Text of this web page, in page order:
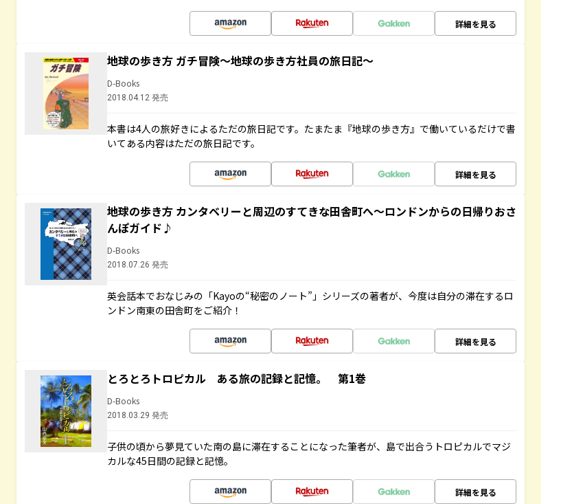
詳細を見る
地球の歩き方 ガチ冒険～地球の歩き方社員の旅日記～
D-Books
2018.04.12 発売
本書は4人の旅好きによるただの旅日記です。たまたま『地球の歩き方』で働いているだけで書
いてある内容はただの旅日記です。
詳細を見る
地球の歩き方 カンタベリーと周辺のすてきな田舎町へ～ロンドンからの日帰りおさ
んぽガイド♪
D-Books
2018.07.26 発売
英会話本でおなじみの「Kayoの“秘密のノート”」シリーズの著者が、今度は自分の滞在するロ
ンドン南東の田舎町をご紹介！
詳細を見る
とろとろトロピカル ある旅の記録と記憶。 第1巻
D-Books
2018.03.29 発売
子供の頃から夢見ていた南の島に滞在することになった筆者が、島で出合うトロピカルでマジ
カルな45日間の記録と記憶。
詳細を見る